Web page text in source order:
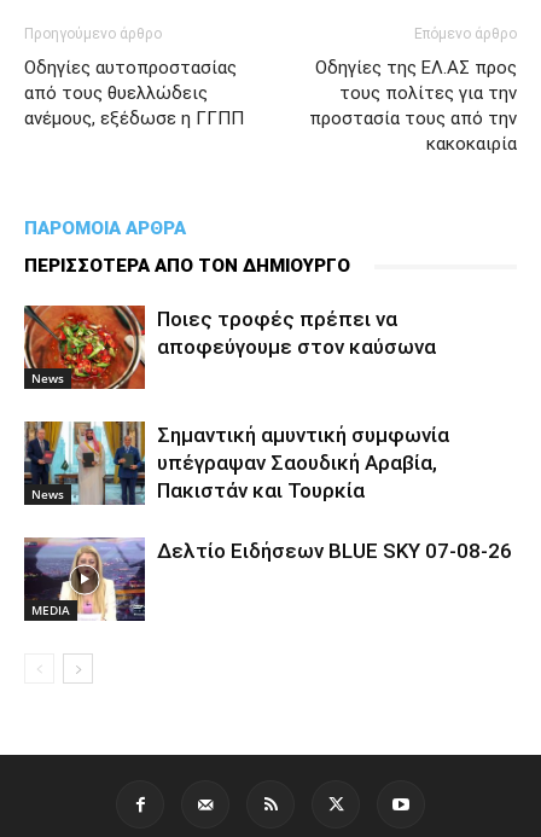
Προηγούμενο άρθρο
Οδηγίες αυτοπροστασίας
από τους θυελλώδεις
ανέμους, εξέδωσε η ΓΓΠΠ
Επόμενο άρθρο
Οδηγίες της ΕΛ.ΑΣ προς
τους πολίτες για την
προστασία τους από την
κακοκαιρία
ΠΑΡΟΜΟΙΑ ΑΡΘΡΑ
ΠΕΡΙΣΣΟΤΕΡΑ ΑΠΟ ΤΟΝ ΔΗΜΙΟΥΡΓΟ
News
Ποιες τροφές πρέπει να
αποφεύγουμε στον καύσωνα
News
Σημαντική αμυντική συμφωνία
υπέγραψαν Σαουδική Αραβία,
Πακιστάν και Τουρκία
MEDIA
Δελτίο Ειδήσεων BLUE SKY 07-08-26